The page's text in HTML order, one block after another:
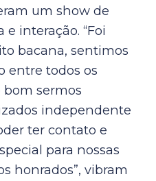
um show de
interação. “Foi
bacana, sentimos
entre todos os
sermos
independente
ter contato e
para nossas
honrados”, vibram